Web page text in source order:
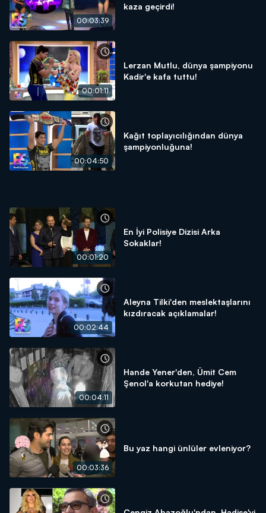
00:03:39
kaza geçirdi!
00:01:11
Lerzan Mutlu, dünya şampiyonu
Kadir'e kafa tuttu!
00:04:50
Kağıt toplayıcılığından dünya
şampiyonluğuna!
00:01:20
En İyi Polisiye Dizisi Arka
Sokaklar!
00:02:44
Aleyna Tilki'den meslektaşlarını
kızdıracak açıklamalar!
00:04:11
Hande Yener'den, Ümit Cem
Şenol'a korkutan hediye!
00:03:36
Bu yaz hangi ünlüler evleniyor?